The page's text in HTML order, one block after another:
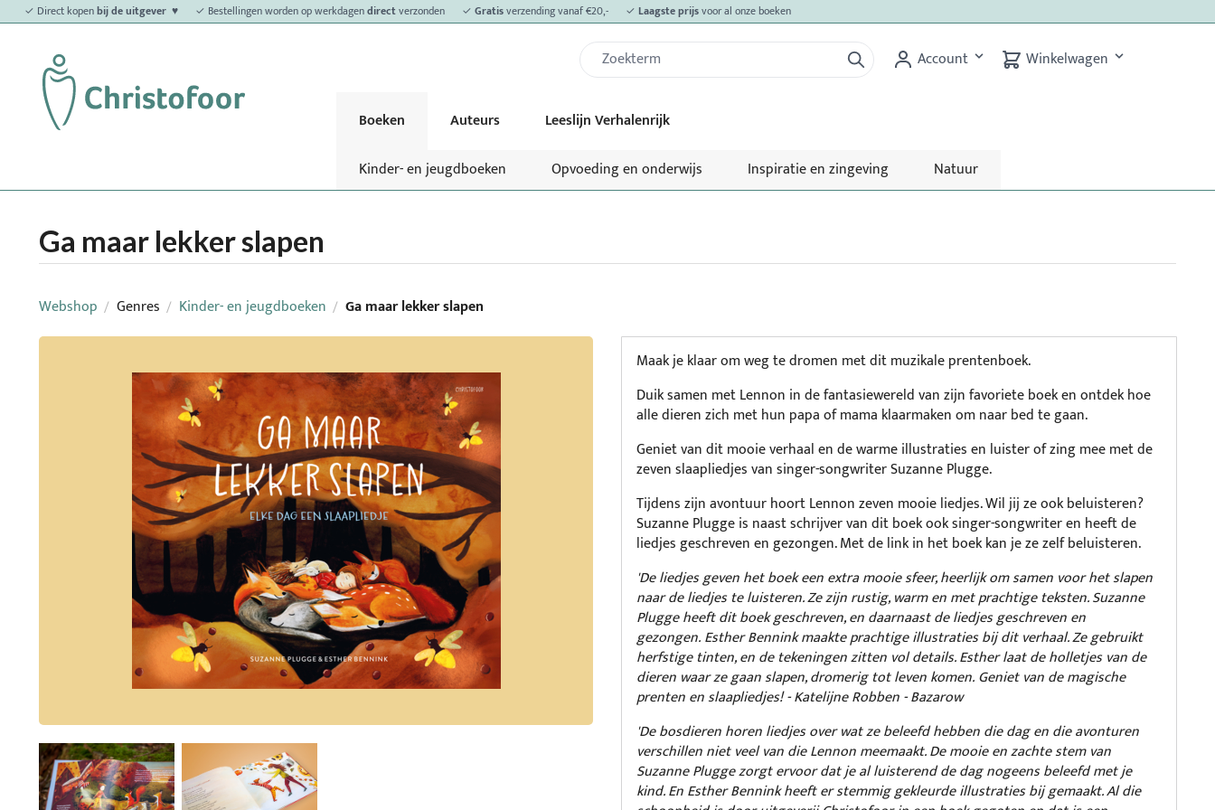
✓ Direct kopenbij de uitgever ♥ ✓ Bestellingen worden op werkdagendirectverzonden ✓ Gratisverzending vanaf €20,- ✓ Laagste prijsvoor al onze boeken
Account Winkelwagen
Boeken Auteurs
Leeslijn Verhalenrijk
Kinder- en jeugdboeken
Opvoeding en onderwijs Inspiratie en zingeving Natuur
Ga maar lekker slapen
Webshop / Genres / Kinder- en jeugdboeken / Ga maar lekker slapen
Maak je klaar om weg te dromen met dit muzikale prentenboek.
Duik samen met Lennon in de fantasiewereld van zijn favoriete boek en ontdek hoe
alle dieren zich met hun papa of mama klaarmaken om naar bed te gaan.
Geniet van dit mooie verhaal en de warme illustraties en luister of zing mee met de
zeven slaapliedjes van singer-songwriter Suzanne Plugge.
Tijdens zijn avontuur hoort Lennon zeven mooie liedjes. Wil jij ze ook beluisteren?
Suzanne Plugge is naast schrijver van dit boek ook singer-songwriter en heeft de
liedjes geschreven en gezongen. Met de link in het boek kan je ze zelf beluisteren.
'De liedjes geven het boek een extra mooie sfeer, heerlijk om samen voor het slapen
naar de liedjes te luisteren. Ze zijn rustig, warm en met prachtige teksten. Suzanne
Plugge heeft dit boek geschreven, en daarnaast de liedjes geschreven en
gezongen. Esther Bennink maakte prachtige illustraties bij dit verhaal. Ze gebruikt
herfstige tinten, en de tekeningen zitten vol details. Esther laat de holletjes van de
dieren waar ze gaan slapen, dromerig tot leven komen. Geniet van de magische
prenten en slaapliedjes! - Katelijne Robben - Bazarow
'De bosdieren horen liedjes over wat ze beleefd hebben die dag en die avonturen
verschillen niet veel van die Lennon meemaakt. De mooie en zachte stem van
Suzanne Plugge zorgt ervoor dat je al luisterend de dag nogeens beleefd met je
kind. En Esther Bennink heeft er stemmig gekleurde illustraties bij gemaakt. Al die